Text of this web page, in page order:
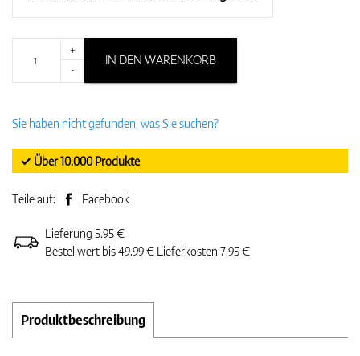
+
-
IN DEN WARENKORB
Sie haben nicht gefunden, was Sie suchen?
✓ Über 10.000 Produkte
Teile auf: Facebook
Lieferung 5.95 €
Bestellwert bis 49.99 € Lieferkosten 7.95 €
Produktbeschreibung